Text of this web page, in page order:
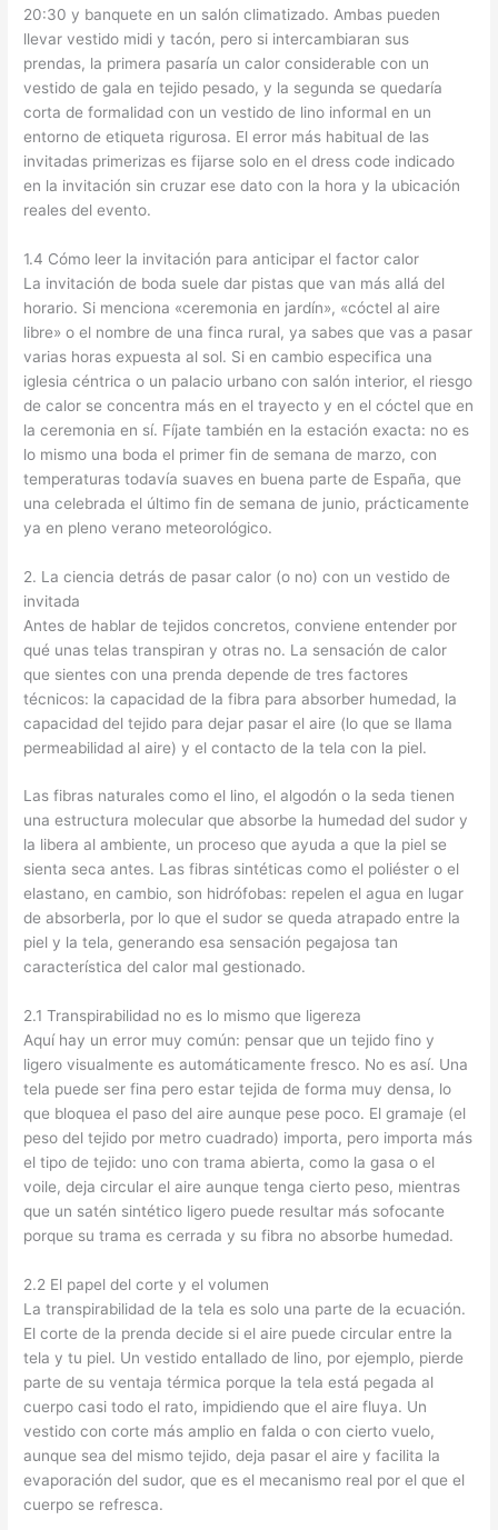
20:30 y banquete en un salón climatizado. Ambas pueden
llevar vestido midi y tacón, pero si intercambiaran sus
prendas, la primera pasaría un calor considerable con un
vestido de gala en tejido pesado, y la segunda se quedaría
corta de formalidad con un vestido de lino informal en un
entorno de etiqueta rigurosa. El error más habitual de las
invitadas primerizas es fijarse solo en el dress code indicado
en la invitación sin cruzar ese dato con la hora y la ubicación
reales del evento.
1.4 Cómo leer la invitación para anticipar el factor calor
La invitación de boda suele dar pistas que van más allá del
horario. Si menciona «ceremonia en jardín», «cóctel al aire
libre» o el nombre de una finca rural, ya sabes que vas a pasar
varias horas expuesta al sol. Si en cambio especifica una
iglesia céntrica o un palacio urbano con salón interior, el riesgo
de calor se concentra más en el trayecto y en el cóctel que en
la ceremonia en sí. Fíjate también en la estación exacta: no es
lo mismo una boda el primer fin de semana de marzo, con
temperaturas todavía suaves en buena parte de España, que
una celebrada el último fin de semana de junio, prácticamente
ya en pleno verano meteorológico.
2. La ciencia detrás de pasar calor (o no) con un vestido de
invitada
Antes de hablar de tejidos concretos, conviene entender por
qué unas telas transpiran y otras no. La sensación de calor
que sientes con una prenda depende de tres factores
técnicos: la capacidad de la fibra para absorber humedad, la
capacidad del tejido para dejar pasar el aire (lo que se llama
permeabilidad al aire) y el contacto de la tela con la piel.
Las fibras naturales como el lino, el algodón o la seda tienen
una estructura molecular que absorbe la humedad del sudor y
la libera al ambiente, un proceso que ayuda a que la piel se
sienta seca antes. Las fibras sintéticas como el poliéster o el
elastano, en cambio, son hidrófobas: repelen el agua en lugar
de absorberla, por lo que el sudor se queda atrapado entre la
piel y la tela, generando esa sensación pegajosa tan
característica del calor mal gestionado.
2.1 Transpirabilidad no es lo mismo que ligereza
Aquí hay un error muy común: pensar que un tejido fino y
ligero visualmente es automáticamente fresco. No es así. Una
tela puede ser fina pero estar tejida de forma muy densa, lo
que bloquea el paso del aire aunque pese poco. El gramaje (el
peso del tejido por metro cuadrado) importa, pero importa más
el tipo de tejido: uno con trama abierta, como la gasa o el
voile, deja circular el aire aunque tenga cierto peso, mientras
que un satén sintético ligero puede resultar más sofocante
porque su trama es cerrada y su fibra no absorbe humedad.
2.2 El papel del corte y el volumen
La transpirabilidad de la tela es solo una parte de la ecuación.
El corte de la prenda decide si el aire puede circular entre la
tela y tu piel. Un vestido entallado de lino, por ejemplo, pierde
parte de su ventaja térmica porque la tela está pegada al
cuerpo casi todo el rato, impidiendo que el aire fluya. Un
vestido con corte más amplio en falda o con cierto vuelo,
aunque sea del mismo tejido, deja pasar el aire y facilita la
evaporación del sudor, que es el mecanismo real por el que el
cuerpo se refresca.